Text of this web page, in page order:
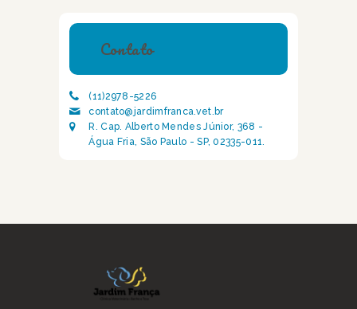
Contato
(11)2978-5226
contato@jardimfranca.vet.br
R. Cap. Alberto Mendes Júnior, 368 -
Água Fria, São Paulo - SP, 02335-011.